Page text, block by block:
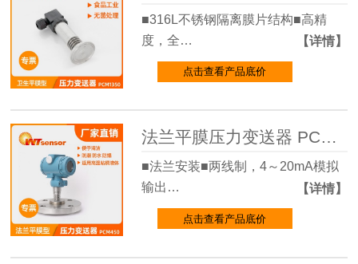
■316L不锈钢隔离膜片结构■高精
度，全…
【详情】
点击查看产品底价
法兰平膜压力变送器 PCM450-F
■法兰安装■两线制，4～20mA模拟
输出…
【详情】
点击查看产品底价